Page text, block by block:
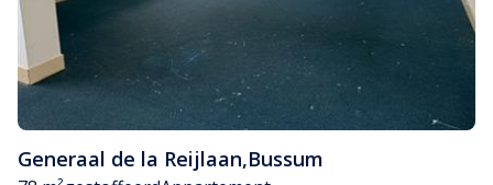
Generaal de la Reijlaan,Bussum